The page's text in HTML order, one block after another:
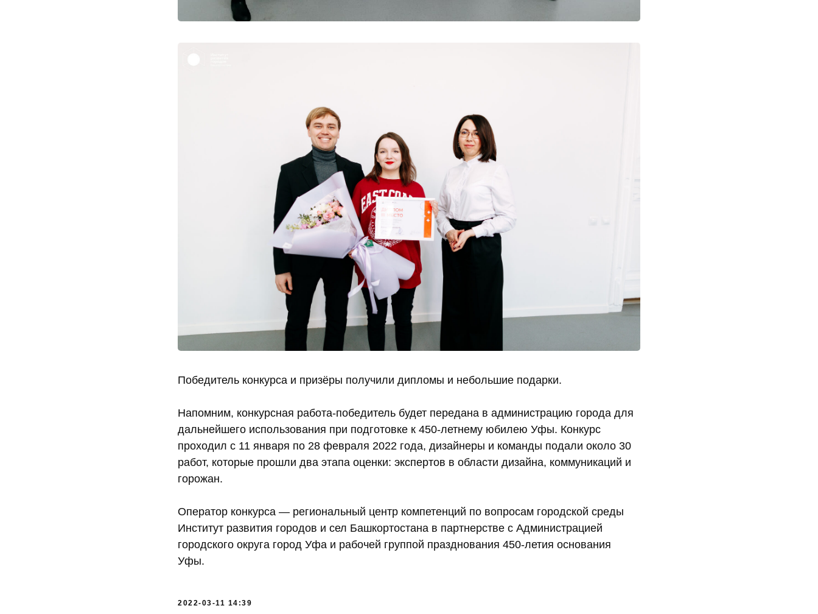
Победитель конкурса и призёры получили дипломы и небольшие подарки.
Напомним, конкурсная работа-победитель будет передана в администрацию города для
дальнейшего использования при подготовке к 450-летнему юбилею Уфы. Конкурс
проходил с 11 января по 28 февраля 2022 года, дизайнеры и команды подали около 30
работ, которые прошли два этапа оценки: экспертов в области дизайна, коммуникаций и
горожан.
Оператор конкурса — региональный центр компетенций по вопросам городской среды
Институт развития городов и сел Башкортостана в партнерстве с Администрацией
городского округа город Уфа и рабочей группой празднования 450-летия основания
Уфы.
2022-03-11 14:39